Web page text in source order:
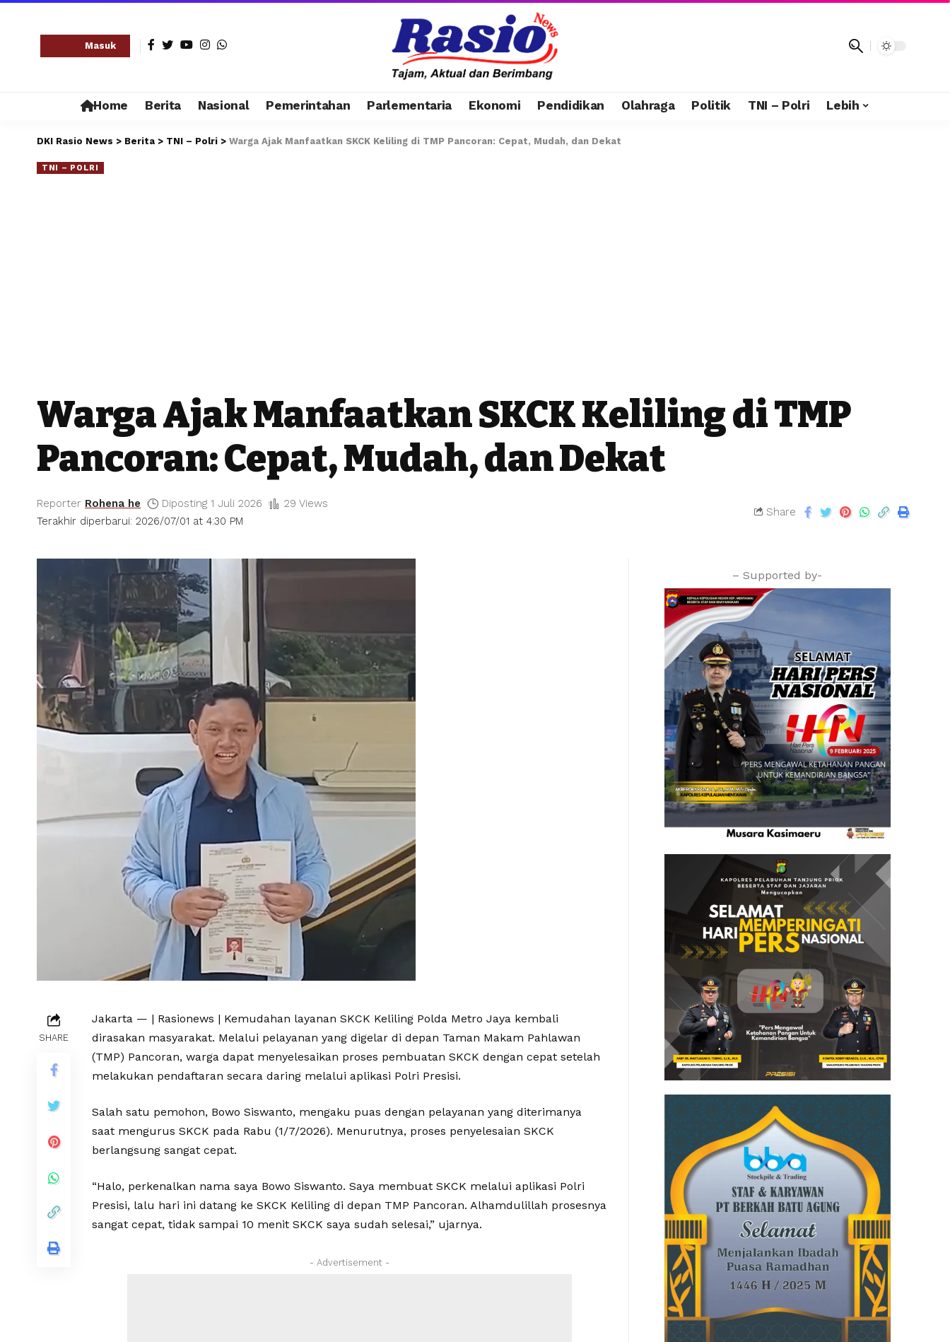
Masuk
Home Berita Nasional Pemerintahan Parlementaria Ekonomi Pendidikan Olahraga Politik TNI – Polri Lebih
DKI Rasio News > Berita > TNI – Polri > Warga Ajak Manfaatkan SKCK Keliling di TMP Pancoran: Cepat, Mudah, dan Dekat
TNI – POLRI
Warga Ajak Manfaatkan SKCK Keliling di TMP
Pancoran: Cepat, Mudah, dan Dekat
Terakhir diperbarui: 2026/07/01 at 4:30 PM
Reporter Rohena he Diposting 1 Juli 2026 29 Views
Share
SHARE
Jakarta — | Rasionews | Kemudahan layanan SKCK Keliling Polda Metro Jaya kembali
dirasakan masyarakat. Melalui pelayanan yang digelar di depan Taman Makam Pahlawan
(TMP) Pancoran, warga dapat menyelesaikan proses pembuatan SKCK dengan cepat setelah
melakukan pendaftaran secara daring melalui aplikasi Polri Presisi.
Salah satu pemohon, Bowo Siswanto, mengaku puas dengan pelayanan yang diterimanya
saat mengurus SKCK pada Rabu (1/7/2026). Menurutnya, proses penyelesaian SKCK
berlangsung sangat cepat.
“Halo, perkenalkan nama saya Bowo Siswanto. Saya membuat SKCK melalui aplikasi Polri
Presisi, lalu hari ini datang ke SKCK Keliling di depan TMP Pancoran. Alhamdulillah prosesnya
sangat cepat, tidak sampai 10 menit SKCK saya sudah selesai,” ujarnya.
- Advertisement -
– Supported by-